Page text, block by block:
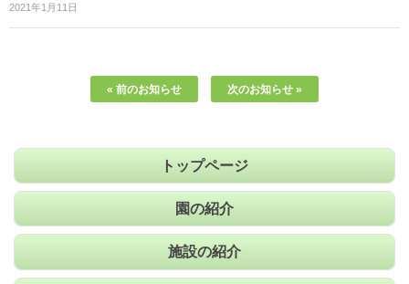
2021年1月11日
« 前のお知らせ 次のお知らせ »
トップページ
園の紹介
施設の紹介